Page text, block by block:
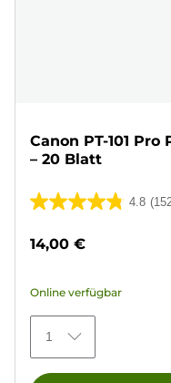
Canon PT-101
– 20 Blatt
4.8
4.8
152
Bewertungen
14,00 €
Online verfügbar
1